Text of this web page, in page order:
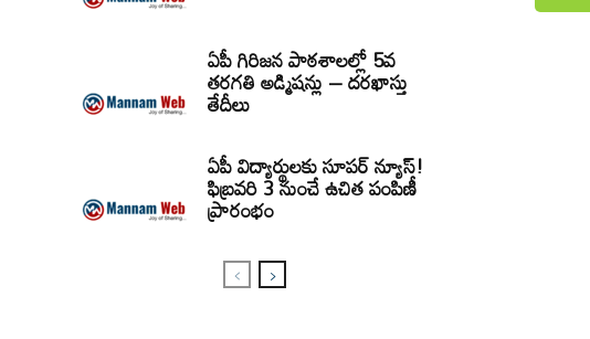
ఏపీ గిరిజన పాఠశాలల్లో 5వ
తరగతి అడ్మిషన్లు – దరఖాస్తు
తేదీలు
ఏపీ విద్యార్థులకు సూపర్ న్యూస్!
ఫిబ్రవరి 3 నుంచే ఉచిత పంపిణీ
ప్రారంభం